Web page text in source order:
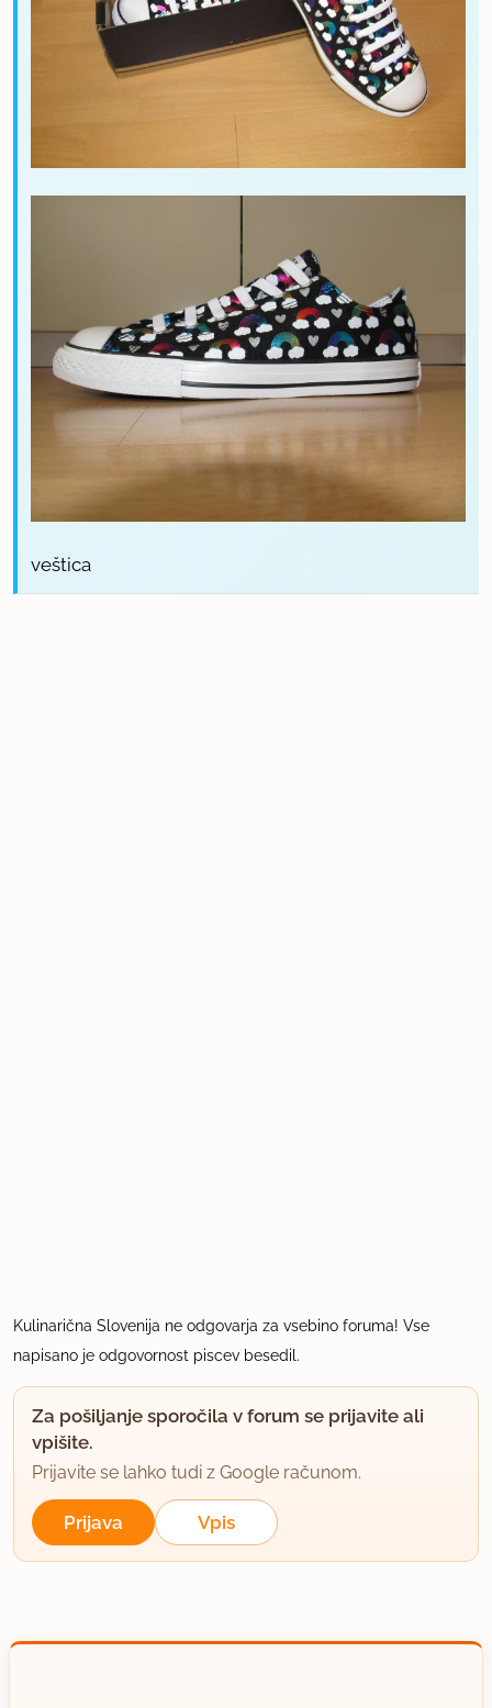
veštica
Kulinarična Slovenija ne odgovarja za vsebino foruma! Vse
napisano je odgovornost piscev besedil.
Za pošiljanje sporočila v forum se prijavite ali
vpišite.
Prijavite se lahko tudi z Google računom.
Prijava Vpis